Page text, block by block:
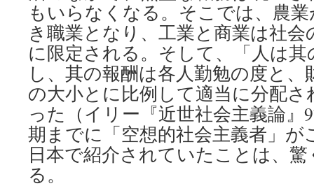
もいらなくなる。そこでは、農
き職業となり、工業と商業は社
に限定される。そして、「人は
し、其の報酬は各人勤勉の度と、
の大小とに比例して適当に分配
った（イリー『近世社会主義論』
期までに「空想的社会主義者」
日本で紹介されていたことは、
る。